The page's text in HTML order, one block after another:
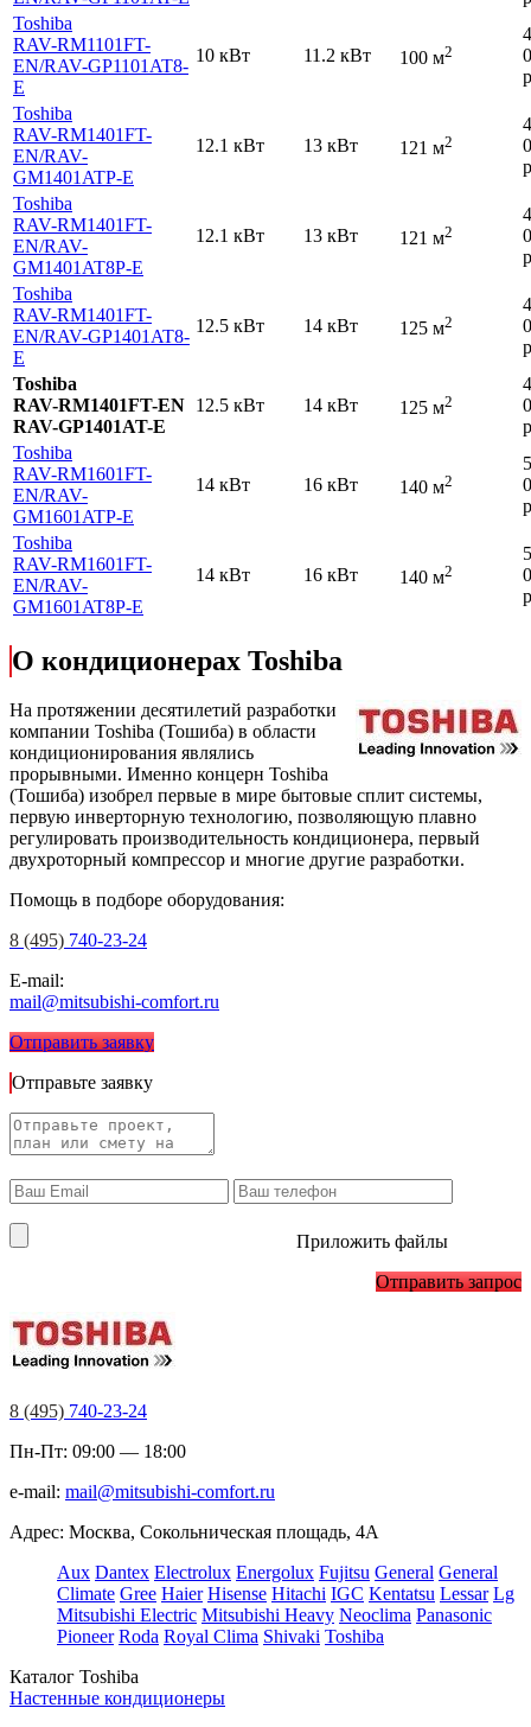
Toshiba
RAV-RM1101FT-
EN/RAV-GP1101AT8-
E
10 кВт 11.2 кВт 100 м2
Toshiba
RAV-RM1401FT-
EN/RAV-
GM1401ATP-E
12.1 кВт 13 кВт 121 м2
Toshiba
RAV-RM1401FT-
EN/RAV-
GM1401AT8P-E
12.1 кВт 13 кВт 121 м2
Toshiba
RAV-RM1401FT-
EN/RAV-GP1401AT8-
E
12.5 кВт 14 кВт 125 м2
Toshiba
RAV-RM1401FT-EN
RAV-GP1401AT-E
12.5 кВт 14 кВт 125 м2
Toshiba
RAV-RM1601FT-
EN/RAV-
GM1601ATP-E
14 кВт 16 кВт 140 м2
Toshiba
RAV-RM1601FT-
EN/RAV-
GM1601AT8P-E
14 кВт 16 кВт 140 м2
О кондиционерах Toshiba
На протяжении десятилетий разработки
компании Toshiba (Тошиба) в области
кондиционирования являлись
прорывными. Именно концерн Toshiba
(Тошиба) изобрел первые в мире бытовые сплит системы,
первую инверторную технологию, позволяющую плавно
регулировать производительность кондиционера, первый
двухроторный компрессор и многие другие разработки.
Помощь в подборе оборудования:
8 (495) 740-23-24
E-mail:
mail@mitsubishi-comfort.ru
Отправить заявку
Отправьте заявку
Приложить файлы
Отправить запрос
8 (495) 740-23-24
Пн-Пт: 09:00 — 18:00
e-mail: mail@mitsubishi-comfort.ru
Адрес: Москва, Сокольническая площадь, 4А
Aux Dantex Electrolux Energolux Fujitsu General General
Climate Gree Haier Hisense Hitachi IGC Kentatsu Lessar Lg
Mitsubishi Electric Mitsubishi Heavy Neoclima Panasonic
Pioneer Roda Royal Clima Shivaki Toshiba
Каталог Toshiba
Настенные кондиционеры